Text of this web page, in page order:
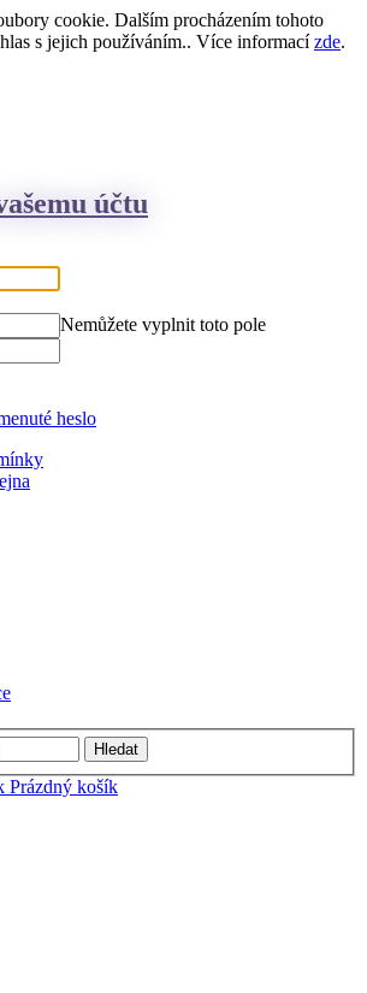
cookie. Dalším procházením tohoto
s jejich používáním.. Více informacízde.
účtu
Nemůžete vyplnit toto pole
heslo
Hledat
Prázdný košík